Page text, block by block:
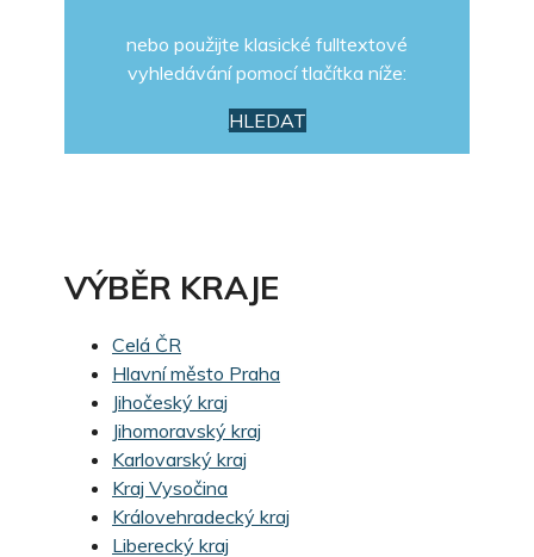
nebo použijte klasické fulltextové
vyhledávání pomocí tlačítka níže:
HLEDAT
VÝBĚR KRAJE
Celá ČR
Hlavní město Praha
Jihočeský kraj
Jihomoravský kraj
Karlovarský kraj
Kraj Vysočina
Královehradecký kraj
Liberecký kraj